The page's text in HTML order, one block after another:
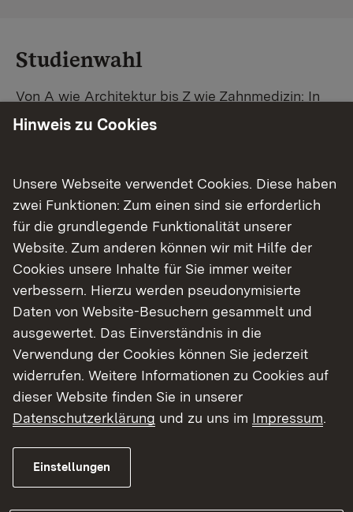
Studienwahl
Von A wie Architektur bis Z wie Zahnmedizin: In
Baden-Württemberg warten unzählige
Studiengangsuche schnell den passenden
Studienplatz. Außerdem gibt's eine Schritt-für-
Schritt-Anleitung zu deinem Traum-Studium.
Finde dein Studium in Baden-Württemberg
Hinweis zu Cookies
Unsere Webseite verwendet Cookies. Diese haben
zwei Funktionen: Zum einen sind sie erforderlich
für die grundlegende Funktionalität unserer
Website. Zum anderen können wir mit Hilfe der
Cookies unsere Inhalte für Sie immer weiter
verbessern. Hierzu werden pseudonymisierte
Daten von Website-Besuchern gesammelt und
ausgewertet. Das Einverständnis in die
Verwendung der Cookies können Sie jederzeit
widerrufen. Weitere Informationen zu Cookies auf
dieser Website finden Sie in unserer
Datenschutzerklärung und zu uns im Impressum.
Einstellungen